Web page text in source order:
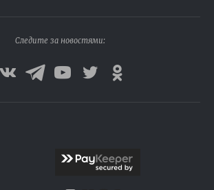
Следите за новостями: